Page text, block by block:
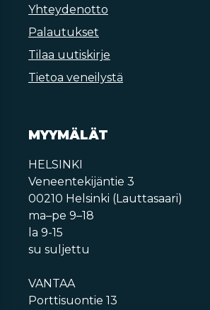
Yhteydenotto
Palautukset
Tilaa uutiskirje
Tietoa veneilystä
MYYMÄLÄT
HELSINKI
Veneentekijäntie 3
00210 Helsinki (Lauttasaari)
ma–pe 9–18
la 9-15
su suljettu
VANTAA
Porttisuontie 13